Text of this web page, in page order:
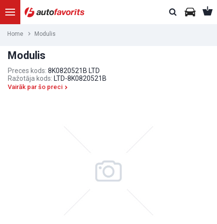
Home Modulis
Modulis
Preces kods: 8K0820521B LTD
Ražotāja kods: LTD-8K0820521B
Vairāk par šo preci